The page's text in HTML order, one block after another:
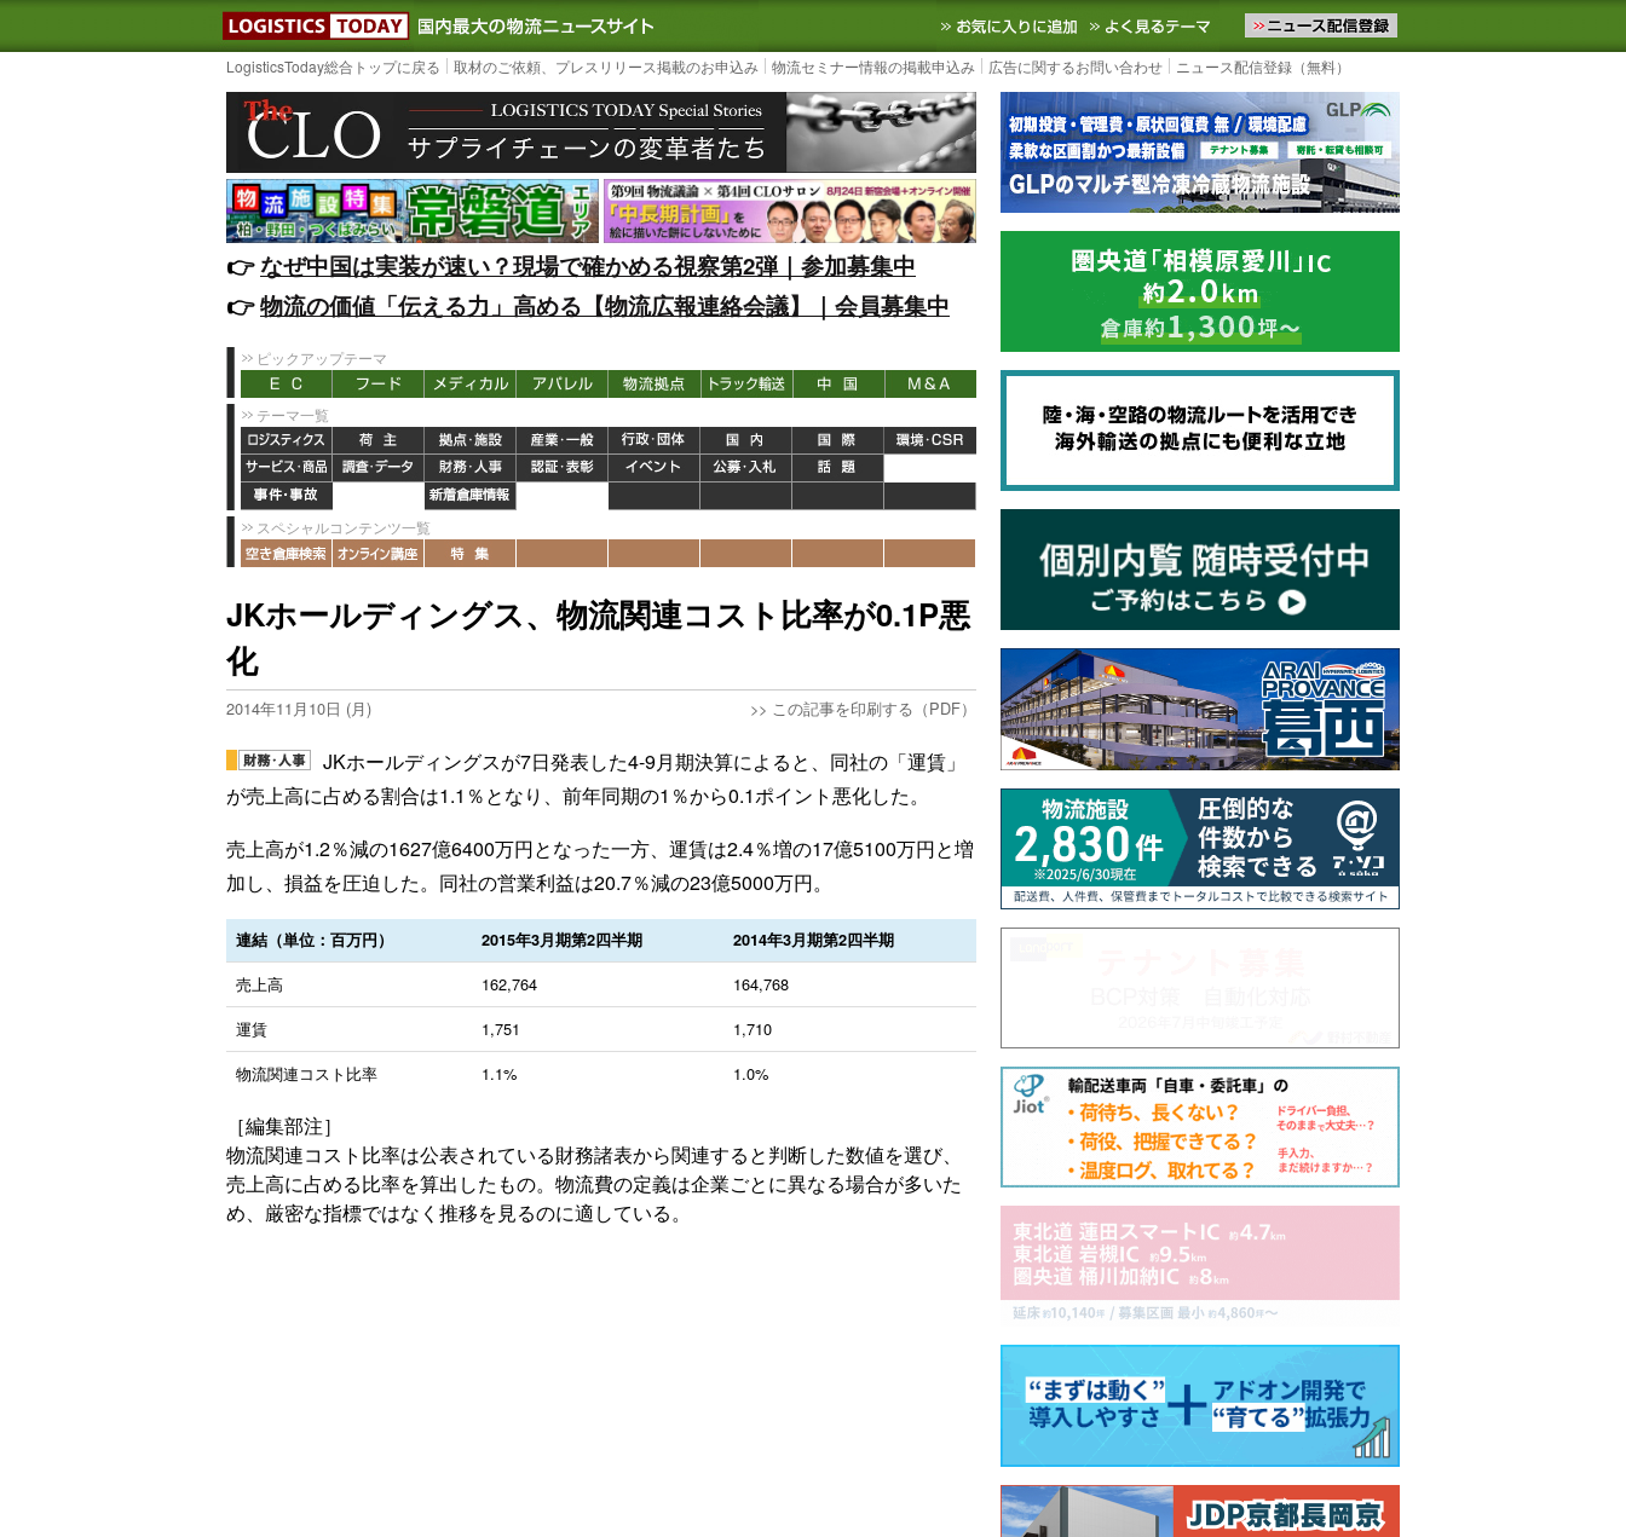
LOGISTICS TODAY｜国内最大の物流ニュースサイト3PL, SCMなど国内外の最新の物流ニュースをお届けします。物流ニュースメール配信を登録す
お気に入りに追加 よく見るテーマ
LogisticsToday総合トップに戻る 取材のご依頼、プレスリリース掲載のお申込み 物流セミナー情報の掲載申込み 広告に関するお問い合わせ ニュース配信登録（無料）
👉️なぜ中国は実装が速い？現場で確かめる視察第2弾｜参加募集中
👉️物流の価値「伝える力」高める【物流広報連絡会議】｜会員募集中
ピックアップテーマ
テーマ一覧
スペシャルコンテンツ一覧
JKホールディングス、物流関連コスト比率が0.1P悪
化
2014年11月10日 (月) >> この記事を印刷する（PDF）
JKホールディングスが7日発表した4-9月期決算によると、同社の「運賃」
が売上高に占める割合は1.1％となり、前年同期の1％から0.1ポイント悪化した。
売上高が1.2％減の1627億6400万円となった一方、運賃は2.4％増の17億5100万円と増
加し、損益を圧迫した。同社の営業利益は20.7％減の23億5000万円。
連結（単位：百万円） 2015年3月期第2四半期 2014年3月期第2四半期
売上高 162,764
164,768
運賃
1,751
1,710
物流関連コスト比率
1.1% 1.0%
［編集部注］
物流関連コスト比率は公表されている財務諸表から関連すると判断した数値を選び、
売上高に占める比率を算出したもの。物流費の定義は企業ごとに異なる場合が多いた
め、厳密な指標ではなく推移を見るのに適している。